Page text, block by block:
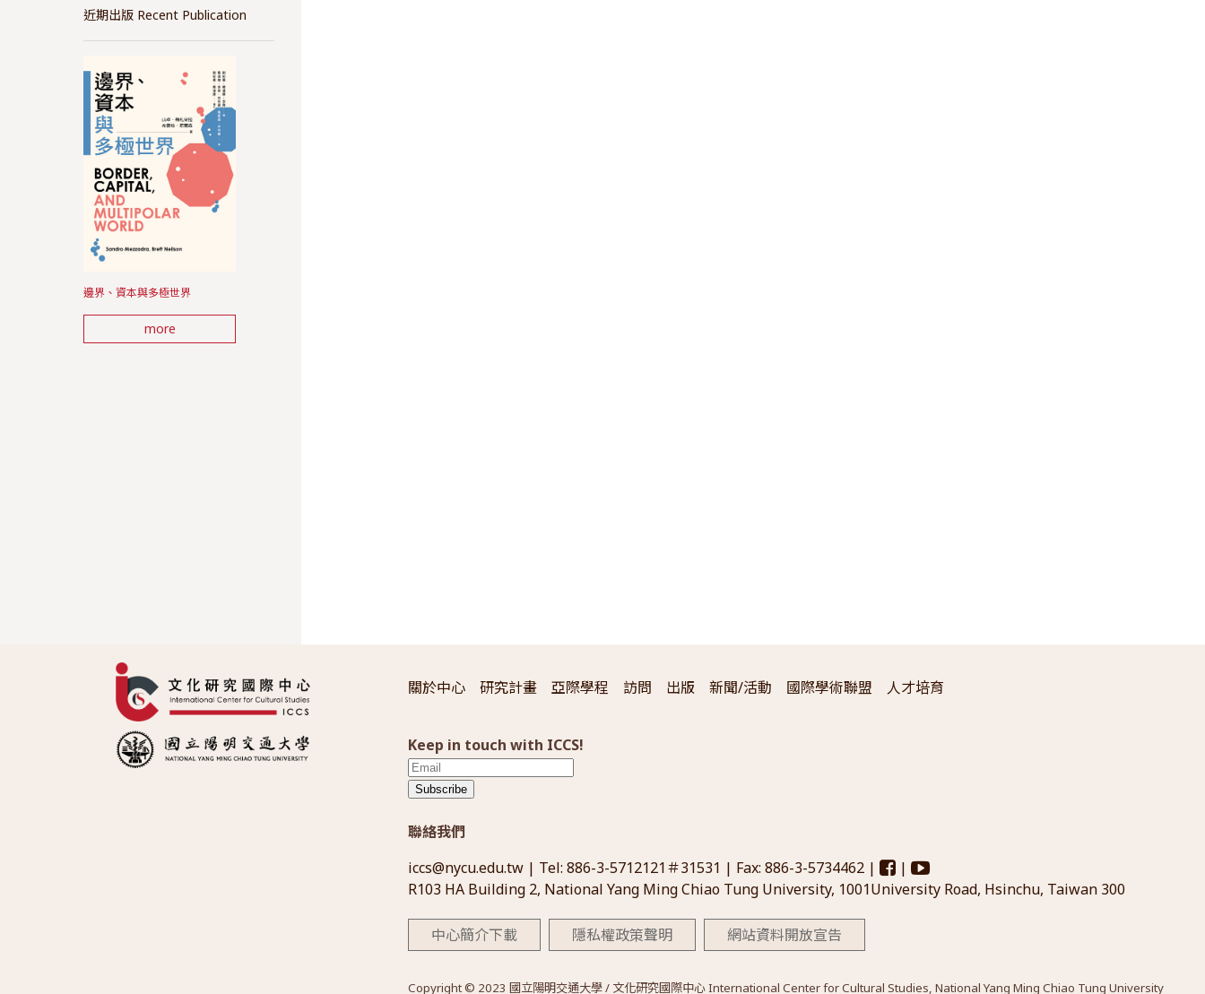
近期出版 Recent Publication
邊界、資本與多極世界
more
關於中心 研究計畫 亞際學程 訪問 出版 新聞/活動 國際學術聯盟 人才培育
Keep in touch with ICCS!
Subscribe
聯絡我們
iccs@nycu.edu.tw | Tel: 886-3-5712121＃31531 | Fax: 886-3-5734462 |
|
R103 HA Building 2, National Yang Ming Chiao Tung University, 1001University Road, Hsinchu, Taiwan 300
中心簡介下載 隱私權政策聲明 網站資料開放宣告
Copyright © 2023 國立陽明交通大學 / 文化研究國際中心 International Center for Cultural Studies, National Yang Ming Chiao Tung University